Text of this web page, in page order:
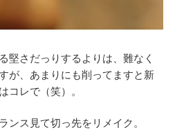
堅さだっりするよりは、難なく
が、あまりにも削ってますと新
コレで（笑）。
ンス見て切っ先をリメイク。